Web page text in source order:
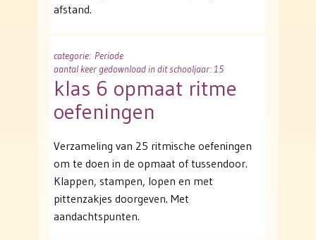
afstand.
categorie: Periode
aantal keer gedownload in dit schooljaar: 15
klas 6 opmaat ritme
oefeningen
Verzameling van 25 ritmische oefeningen
om te doen in de opmaat of tussendoor.
Klappen, stampen, lopen en met
pittenzakjes doorgeven. Met
aandachtspunten.